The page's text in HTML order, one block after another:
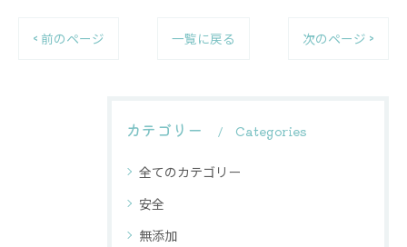
< 前のページ 一覧に戻る 次のページ >
カテゴリー Categories
全てのカテゴリー
安全
無添加